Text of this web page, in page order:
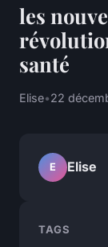
les
santé
Elise•22
E Elise
TAGS